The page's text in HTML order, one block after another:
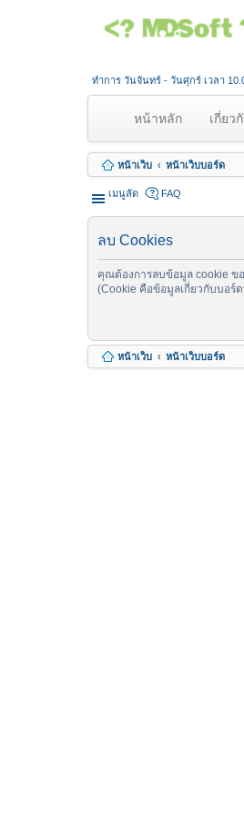
ทำการ วันจันทร์ - วันศุกร์ เวลา
หน้าหลัก(
u
r
)
เกี่ยว
หน้าเว็บ หน้าเว็บบอร์ด
เมนูลัด FAQ
ลบ Cookies
คุณต้องการลบข้อมูล cookie ข
(Cookie คือข้อมูลเกี่ยวกับบอร์
หน้าเว็บ หน้าเว็บบอร์ด